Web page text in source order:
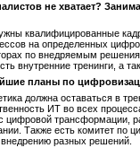
не хватает?
квалифицированные
на определенных
по внедряемым
внутренние тренинги, а
планы по
должна оставаться в
ИТ во всех
цифровой трансформации,
Также есть комитет по
разных решений.